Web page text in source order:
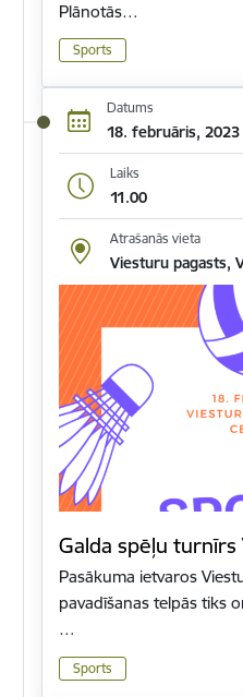
Plānotās…
Sports
Datums
18. februāris, 2023
Laiks
11.00
Atrašanās vieta
Viesturu pagasts,
Galda spēļu turnīrs
Pasākuma ietvaros
pavadīšanas telpās tiks
…
Sports